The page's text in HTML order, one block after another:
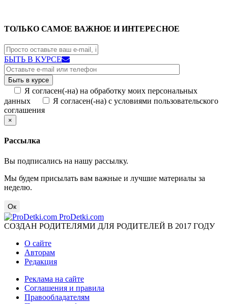
ТОЛЬКО САМОЕ ВАЖНОЕ И ИНТЕРЕСНОЕ
БЫТЬ В КУРСЕ
Я согласен(-на) на обработку моих персональных
данных
Я согласен(-на) с условиями пользовательского
соглашения
×
Рассылка
Вы подписались на нашу рассылку.
Мы будем присылать вам важные и лучшие материалы за
неделю.
Ок
ProDetki.com
СОЗДАН РОДИТЕЛЯМИ ДЛЯ РОДИТЕЛЕЙ В 2017 ГОДУ
О сайте
Авторам
Редакция
Реклама на сайте
Соглашения и правила
Правообладателям